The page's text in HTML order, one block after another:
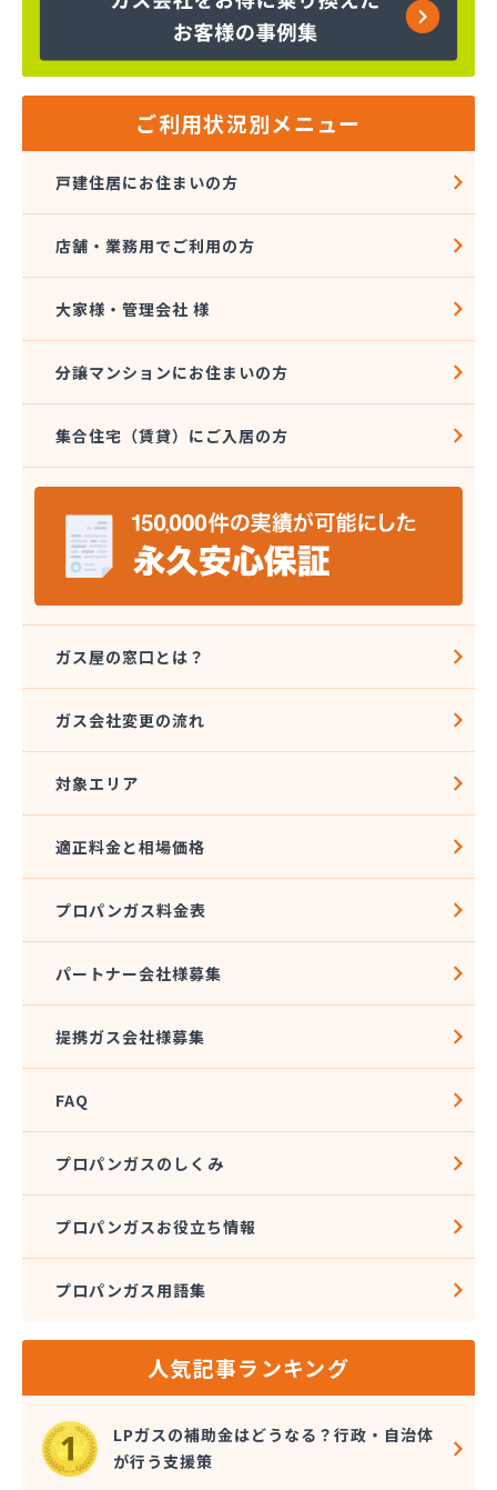
株式会社金子商店
株式会社広島クミアイ燃料
株式会社広島クミアイ燃料 あさひが丘ガス基地
株式会社広島中央クミアイ燃料 大和営業所
株式会社柴田燃料商会 ハウジング事業部
株式会社柴田燃料商会 本社
株式会社上田商店
株式会社親和商会
株式会社太陽
株式会社大野石油店・LPGスタンド
株式会社中村設備産業
株式会社農協プロパンセンター
株式会社槇原プロパン商会広島支店
岩谷産業株式会社 広島工場
岩本プロパン商店
祇園山崎ガス株式会社
吉田物産株式会社
宮上商店
共栄プロパンガス株式会社
広川エナス株式会社糸崎営業所
広島ガスプロパン株式会社 特需部オートガス営業
課・オートスタンド
広島ガス呉販売株式会社 安浦営業所
広島ガス呉販売株式会社 安芸支店
広島ガス高田販売株式会社 白木営業所
広島ガス三原販売株式会社
広島ガス西中国株式会社 五日市本店
広島ガス西中国株式会社 大竹営業所
広島ガス中央株式会社竹 原支店
広島ガス東中国株式会社 府中支店
広島ガス湯来販売株式会社
広島ガス北部販売株式会社 北部保安センター広島
安佐エリア営業所
広島ガス北部販売株式会社 本社祇園分室
業所
広島県LPガス協会・お客様相談所
広島酸素株式会社
広島団地ガス協業組合
佐々木商店
三愛オブリガス中国株式会社 広島支店
ご利用状況別メニュー
戸建住居にお住まいの方
店舗・業務用でご利用の方
大家様・管理会社 様
分譲マンションにお住まいの方
集合住宅（賃貸）にご入居の方
ガス屋の窓口とは？
ガス会社変更の流れ
対象エリア
適正料金と相場価格
プロパンガス料金表
パートナー会社様募集
提携ガス会社様募集
FAQ
プロパンガスのしくみ
プロパンガスお役立ち情報
プロパンガス用語集
人気記事ランキング
LPガスの補助金はどうなる？行政・自治体
が行う支援策